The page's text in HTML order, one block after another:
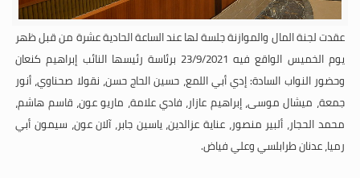
عقدت لجنة المال والموازنة جلسة لها عند الساعة الحادية عشرة من قبل ظهر
يوم الخميس الواقع فيه 23/9/2021
برئاسة رئيسها النائب إبراهيم كنعان
وحضور النواب السادة: إدي أبي اللمع، حسين الحاج حسن، نقولا صحناوي، أنور
جمعة، ميشال موسى، إبراهيم عازار، فادي علامة، ماريو عون، قاسم هاشم،
محمد الحجار، ألبير منصور، عناية عزالدين، ياسين جابر، آلان عون، سيمون أبي
رميا، عدنان طرابلسي وعلي فياض.